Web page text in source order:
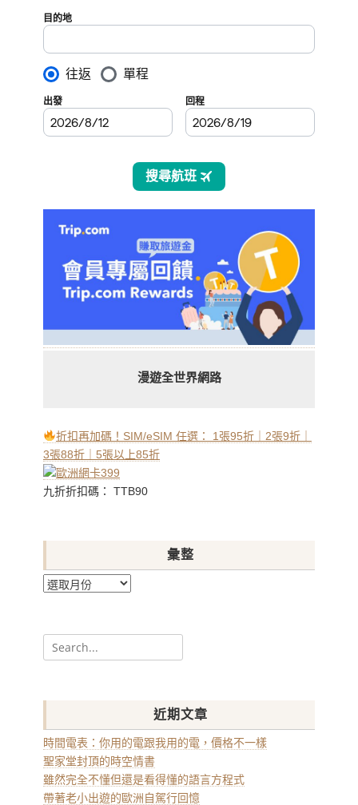
漫遊全世界網路
折扣再加碼！SIM/eSIM 任選： 1張95折｜2張9折｜
3張88折｜5張以上85折
九折折扣碼： TTB90
彙整
彙
Search
for:
近期文章
時間電表：你用的電跟我用的電，價格不一樣
聖家堂封頂的時空情書
雖然完全不懂但還是看得懂的語言方程式
帶著老小出遊的歐洲自駕行回憶